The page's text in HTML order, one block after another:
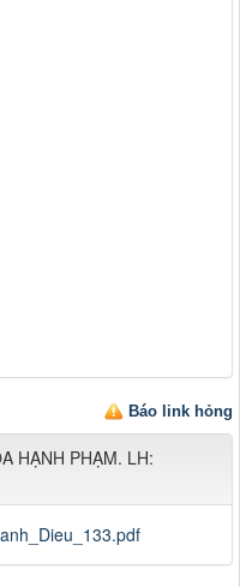
Báo link hỏng
HẠNH PHẠM. LH: